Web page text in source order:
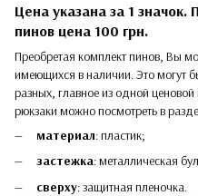
Цена указана за 1 значок.
пинов цена 100 грн.
Преобретая комплект пинов, Вы
имеющихся в наличии. Это могут
разных, главное из одной
рюкзаки можно посмотреть в
материал: пластик;
застежка: металлическая
сверху: защитная пленочка.